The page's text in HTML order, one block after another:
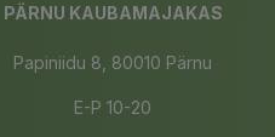
PÄRNU KAUBAMAJAKAS
Papiniidu 8, 80010 Pärnu
E-P 10-20